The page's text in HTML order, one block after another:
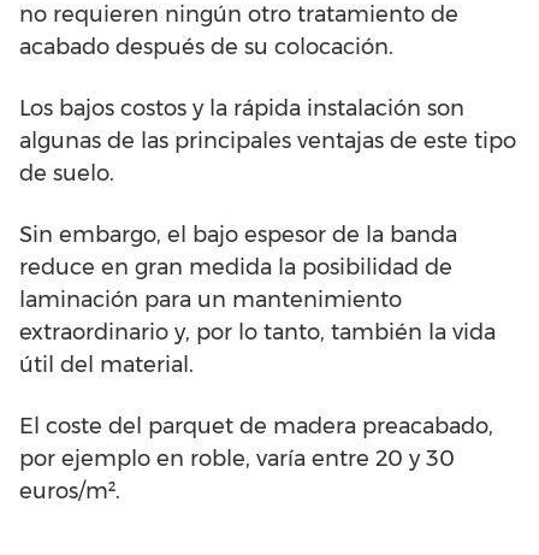
no requieren ningún otro tratamiento de
acabado después de su colocación.
Los bajos costos y la rápida instalación son
algunas de las principales ventajas de este tipo
de suelo.
Sin embargo, el bajo espesor de la banda
reduce en gran medida la posibilidad de
laminación para un mantenimiento
extraordinario y, por lo tanto, también la vida
útil del material.
El coste del parquet de madera preacabado,
por ejemplo en roble, varía entre 20 y 30
euros/m².